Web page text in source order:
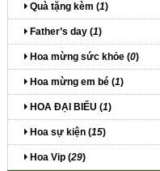
Quà tặng kèm (1)
Father’s day (1)
Hoa mừng sức khỏe (0)
Hoa mừng em bé (1)
HOA ĐẠI BIỂU (1)
Hoa sự kiện (15)
Hoa Vip (29)